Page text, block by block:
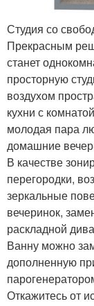
Студия со
Прекрасным
станет
просторную
воздухом
кухни с
молодая пара
домашние
В качестве
перегородки,
зеркальные
вечеринок,
раскладной
Ванну можно
дополненную
Откажитесь от